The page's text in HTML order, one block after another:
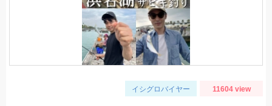
イシグロバイヤー 11604 view